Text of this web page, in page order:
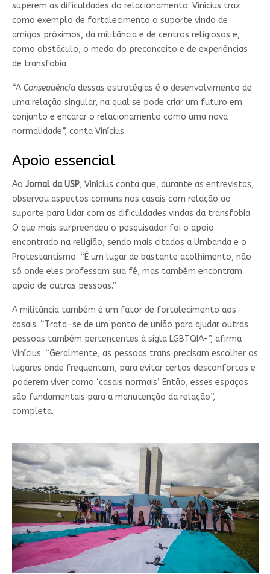
superem as dificuldades do relacionamento. Vinícius traz
como exemplo de fortalecimento o suporte vindo de
amigos próximos, da militância e de centros religiosos e,
como obstáculo, o medo do preconceito e de experiências
de transfobia.
“A Consequênciadessas estratégias é o desenvolvimento de
uma relação singular, na qual se pode criar um futuro em
conjunto e encarar o relacionamento como uma nova
normalidade”, conta Vinícius.
Apoio essencial
Ao Jornal da USP, Vinícius conta que, durante as entrevistas,
observou aspectos comuns nos casais com relação ao
suporte para lidar com as dificuldades vindas da transfobia.
O que mais surpreendeu o pesquisador foi o apoio
encontrado na religião, sendo mais citados a Umbanda e o
Protestantismo. “É um lugar de bastante acolhimento, não
só onde eles professam sua fé, mas também encontram
apoio de outras pessoas.”
A militância também é um fator de fortalecimento aos
casais. “Trata-se de um ponto de união para ajudar outras
pessoas também pertencentes à sigla LGBTQIA+”, afirma
Vinícius. “Geralmente, as pessoas trans precisam escolher os
lugares onde frequentam, para evitar certos desconfortos e
poderem viver como ‘casais normais’. Então, esses espaços
são fundamentais para a manutenção da relação”,
completa.